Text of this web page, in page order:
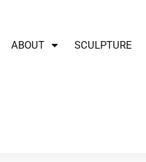
ABOUT SCULPTURE